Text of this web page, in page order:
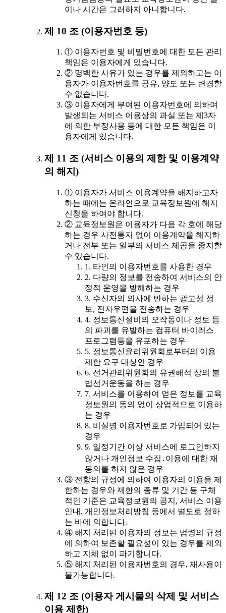
이나 시간은 그러하지 아니합니다.
제 10 조 (이용자번호 등)
① 이용자번호 및 비밀번호에 대한 모든 관리
책임은 이용자에게 있습니다.
② 명백한 사유가 있는 경우를 제외하고는 이
용자가 이용자번호를 공유, 양도 또는 변경할
수 없습니다.
③ 이용자에게 부여된 이용자번호에 의하여
발생되는 서비스 이용상의 과실 또는 제3자
에 의한 부정사용 등에 대한 모든 책임은 이
용자에게 있습니다.
제 11 조 (서비스 이용의 제한 및 이용계약
의 해지)
① 이용자가 서비스 이용계약을 해지하고자
하는 때에는 온라인으로 교육정보원에 해지
신청을 하여야 합니다.
② 교육정보원은 이용자가 다음 각 호에 해당
하는 경우 사전통지 없이 이용계약을 해지하
거나 전부 또는 일부의 서비스 제공을 중지할
수 있습니다.
1. 타인의 이용자번호를 사용한 경우
2. 다량의 정보를 전송하여 서비스의 안
정적 운영을 방해하는 경우
3. 수신자의 의사에 반하는 광고성 정
보, 전자우편을 전송하는 경우
4. 정보통신설비의 오작동이나 정보 등
의 파괴를 유발하는 컴퓨터 바이러스
프로그램등을 유포하는 경우
5. 정보통신윤리위원회로부터의 이용
제한 요구 대상인 경우
6. 선거관리위원회의 유권해석 상의 불
법선거운동을 하는 경우
7. 서비스를 이용하여 얻은 정보를 교육
정보원의 동의 없이 상업적으로 이용하
는 경우
8. 비실명 이용자번호로 가입되어 있는
경우
9. 일정기간 이상 서비스에 로그인하지
않거나 개인정보 수집․이용에 대한 재
동의를 하지 않은 경우
③ 전항의 규정에 의하여 이용자의 이용을 제
한하는 경우와 제한의 종류 및 기간 등 구체
적인 기준은 교육정보원의 공지, 서비스 이용
안내, 개인정보처리방침 등에서 별도로 정하
는 바에 의합니다.
④ 해지 처리된 이용자의 정보는 법령의 규정
에 의하여 보존할 필요성이 있는 경우를 제외
하고 지체 없이 파기합니다.
⑤ 해지 처리된 이용자번호의 경우, 재사용이
불가능합니다.
제 12 조 (이용자 게시물의 삭제 및 서비스
이용 제한)